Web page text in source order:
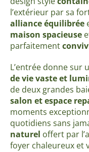
l’extérieur par sa
alliance équilibrée
maison spacieuse
parfaitement
L’entrée donne sur
de vie vaste et
de deux grandes
salon et espace
moments
quotidiens sans
naturel offert par
foyer chaleureux et